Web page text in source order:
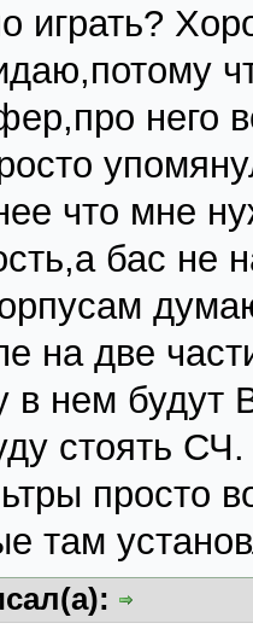
играть?
него
что мне
бас не
на две
в нем
стоять СЧ.
просто
там